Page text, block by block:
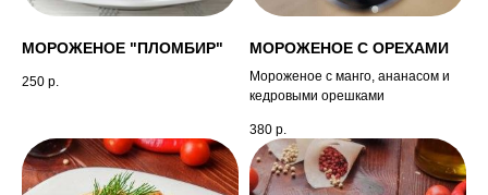
МОРОЖЕНОЕ "ПЛОМБИР"
250 р.
МОРОЖЕНОЕ С ОРЕХАМИ
Мороженое с манго, ананасом и
кедровыми орешками
380 р.